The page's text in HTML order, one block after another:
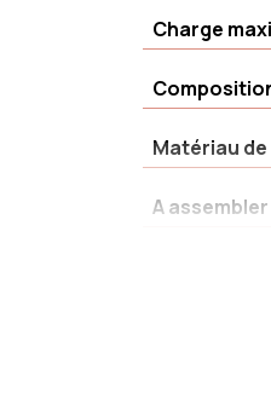
Charge
Matériau
A assembler